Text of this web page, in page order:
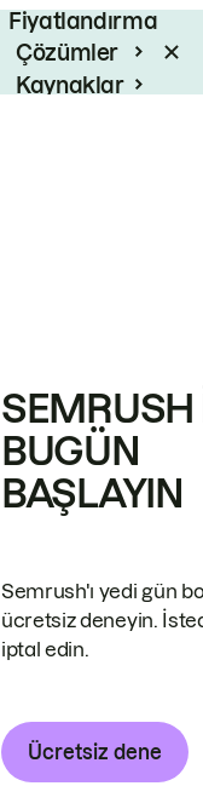
Fiyatlandırma
Çözümler
Kaynaklar
SEMRUSH
BUGÜN
BAŞLAYIN
Semrush'ı yedi gün
ücretsiz deneyin.
iptal edin.
Ücretsiz dene